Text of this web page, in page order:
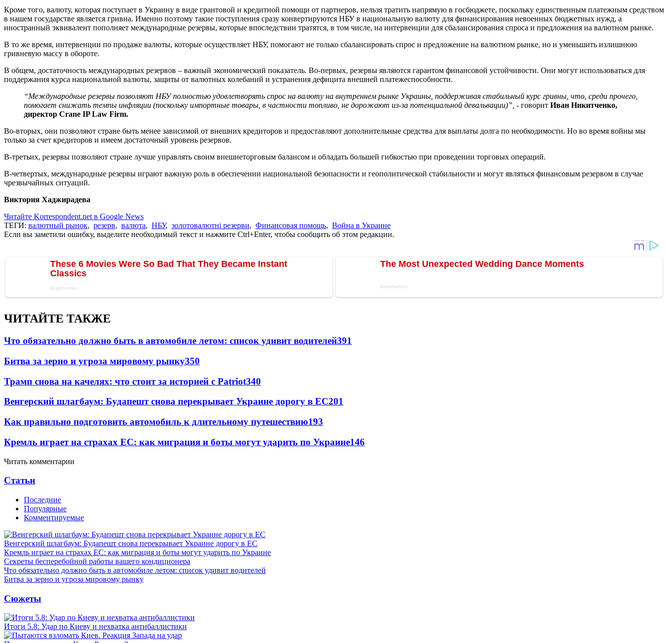
Кроме того, валюту, которая поступает в Украину в виде грантовой и кредитной помощи от партнеров, нельзя тратить напрямую в госбюджете, поскольку единственным платежным средством
в нашем государстве является гривна. Именно поэтому такие поступления сразу конвертируются НБУ в национальную валюту для финансирования невоенных бюджетных нужд, а
иностранный эквивалент пополняет международные резервы, которые впоследствии тратятся, в том числе, на интервенции для сбалансирования спроса и предложения на валютном рынке.
В то же время, интервенции по продаже валюты, которые осуществляет НБУ, помогают не только сбалансировать спрос и предложение на валютном рынке, но и уменьшить излишнюю
гривневую массу в обороте.
В общем, достаточность международных резервов – важный экономический показатель. Во-первых, резервы являются гарантом финансовой устойчивости. Они могут использоваться для
поддержания курса национальной валюты, защиты от валютных колебаний и устранения дефицита внешней платежеспособности.
“Международные резервы позволяют НБУ полностью удовлетворять спрос на валюту на внутреннем рынке Украины, поддерживая стабильный курс гривны, что, среди прочего,
помогает снижать темпы инфляции (поскольку импортные товары, в частности топливо, не дорожают из-за потенциальной девальвации)”, - говорит Иван Никитченко,
директор Crane IP Law Firm.
Во-вторых, они позволяют стране быть менее зависимой от внешних кредиторов и предоставляют дополнительные средства для выплаты долга по необходимости. Но во время войны мы
только за счет кредиторов и имеем достаточный уровень резервов.
В-третьих, резервы позволяют стране лучше управлять своим внешнеторговым балансом и обладать большей гибкостью при проведении торговых операций.
В-четвертых, международные резервы играют важную роль в обеспечении национальной безопасности и геополитической стабильности и могут являться финансовым резервом в случае
чрезвычайных ситуаций.
Виктория Хаджирадева
Читайте Korrespondent.net в Google News
ТЕГИ: валютный рынок, резерв, валюта, НБУ, золотовалютні резерви, Финансовая помощь, Война в Украине
Если вы заметили ошибку, выделите необходимый текст и нажмите Ctrl+Enter, чтобы сообщить об этом редакции.
ЧИТАЙТЕ ТАКЖЕ
Что обязательно должно быть в автомобиле летом: список удивит водителей391
Битва за зерно и угроза мировому рынку350
Трамп снова на качелях: что стоит за историей с Patriot340
Венгерский шлагбаум: Будапешт снова перекрывает Украине дорогу в ЕС201
Как правильно подготовить автомобиль к длительному путешествию193
Кремль играет на страхах ЕС: как миграция и боты могут ударить по Украине146
Читать комментарии
Статьи
Последние
Популярные
Комментируемые
Венгерский шлагбаум: Будапешт снова перекрывает Украине дорогу в ЕС
Кремль играет на страхах ЕС: как миграция и боты могут ударить по Украине
Секреты бесперебойной работы вашего кондиционера
Что обязательно должно быть в автомобиле летом: список удивит водителей
Битва за зерно и угроза мировому рынку
Сюжеты
Итоги 5.8: Удар по Киеву и нехватка антибаллистики